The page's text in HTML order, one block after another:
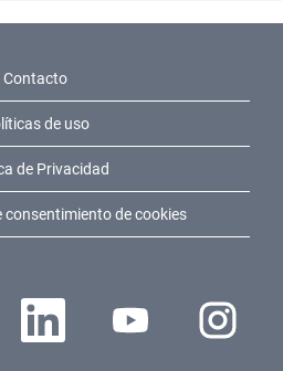
Contacto
de uso
de Privacidad
de cookies
nueva.
una pestaña nueva.
Se abre en una pestaña nueva.
Se abre en una pestaña
Se abre en